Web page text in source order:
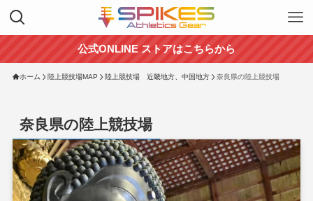
公式ONLINE ストアはこちらから
ホーム 陸上競技場MAP 陸上競技場 近畿地方、中国地方 奈良県の陸上競技場
奈良県の陸上競技場